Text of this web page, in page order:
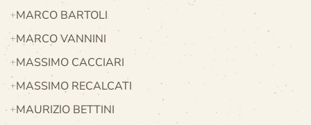
MARCO BARTOLI
MARCO VANNINI
MASSIMO CACCIARI
MASSIMO RECALCATI
MAURIZIO BETTINI